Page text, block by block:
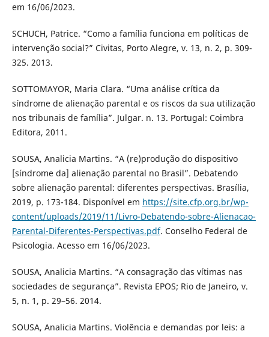
em 16/06/2023.
SCHUCH, Patrice. “Como a família funciona em políticas de
intervenção social?” Civitas, Porto Alegre, v. 13, n. 2, p. 309-
325. 2013.
SOTTOMAYOR, Maria Clara. “Uma análise crítica da
síndrome de alienação parental e os riscos da sua utilização
nos tribunais de família”. Julgar. n. 13. Portugal: Coimbra
Editora, 2011.
SOUSA, Analicia Martins. “A (re)produção do dispositivo
[síndrome da] alienação parental no Brasil”. Debatendo
sobre alienação parental: diferentes perspectivas. Brasília,
2019, p. 173-184. Disponível em https://site.cfp.org.br/wp-
content/uploads/2019/11/Livro-Debatendo-sobre-Alienacao-
Parental-Diferentes-Perspectivas.pdf. Conselho Federal de
Psicologia. Acesso em 16/06/2023.
SOUSA, Analicia Martins. “A consagração das vítimas nas
sociedades de segurança”. Revista EPOS; Rio de Janeiro, v.
5, n. 1, p. 29–56. 2014.
SOUSA, Analicia Martins. Violência e demandas por leis: a